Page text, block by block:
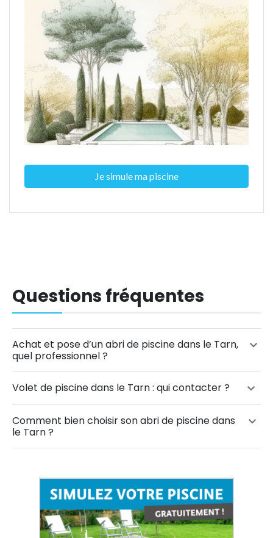
Je simule ma piscine
Questions fréquentes
Achat et pose d’un abri de piscine dans le Tarn,
quel professionnel ?
Volet de piscine dans le Tarn : qui contacter ?
Comment bien choisir son abri de piscine dans
le Tarn ?